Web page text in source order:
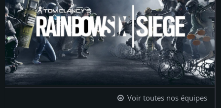
Voir toutes nos équipes